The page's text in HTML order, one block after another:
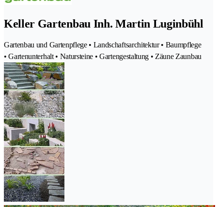
Keller Gartenbau Inh. Martin Luginbühl
Gartenbau und Gartenpflege • Landschaftsarchitektur • Baumpflege
• Gartenunterhalt • Natursteine • Gartengestaltung • Zäune Zaunbau